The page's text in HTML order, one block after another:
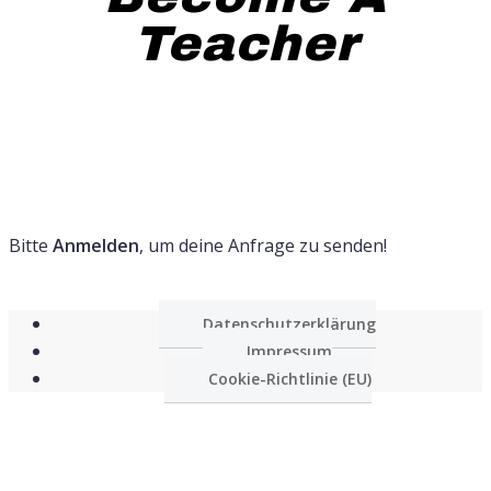
Teacher
Bitte Anmelden, um deine Anfrage zu senden!
Datenschutzerklärung
Impressum
Cookie-Richtlinie (EU)